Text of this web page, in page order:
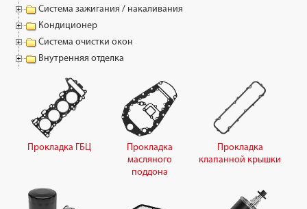
Система зажигания / накаливания
Кондиционер
Система очистки окон
Внутренняя отделка
Прокладка ГБЦ
Прокладка
масляного
поддона
Прокладка
клапанной крышки